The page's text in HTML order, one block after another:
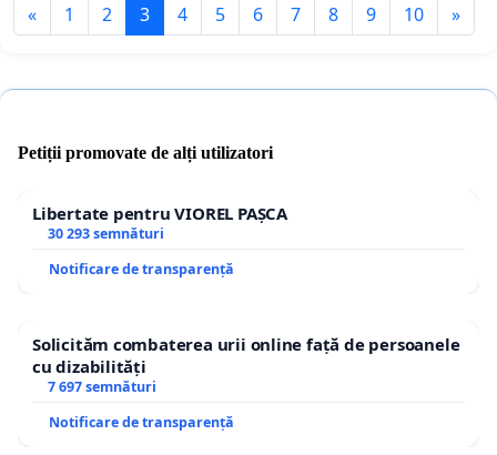
« 1 2 3 4 5 6 7 8 9 10 »
Petiții promovate de alți utilizatori
Libertate pentru VIOREL PAȘCA
30 293 semnături
Notificare de transparență
Solicităm combaterea urii online față de persoanele
cu dizabilități
7 697 semnături
Notificare de transparență